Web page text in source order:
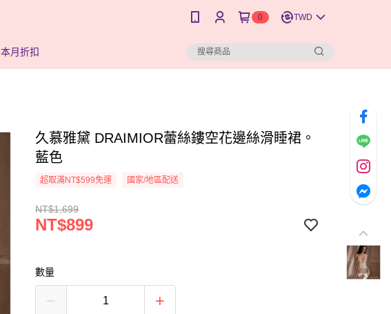
0 TWD
本月折扣
久慕雅黛 DRAIMIOR蕾絲鏤空花邊絲滑睡裙。
藍色
超取滿NT$599免運 國家/地區配送
NT$1,699
NT$899
數量